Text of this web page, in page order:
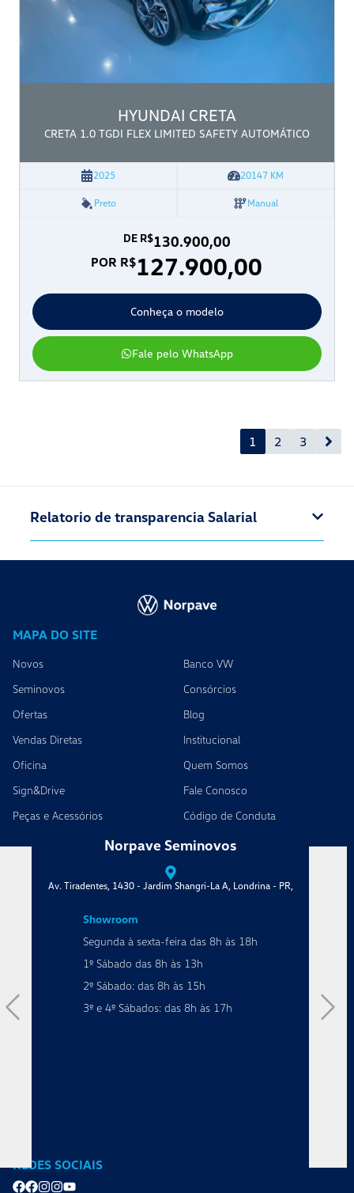
HYUNDAI CRETA
CRETA 1.0 TGDI FLEX LIMITED SAFETY AUTOMÁTICO
2025 20147KM
Preto Manual
DE R$130.900,00
POR R$127.900,00
Conheça o modelo
Fale pelo WhatsApp
1 2 3
Relatorio de transparencia Salarial
MAPA DO SITE
Novos
Seminovos
Ofertas
Vendas Diretas
Oficina
Sign&Drive
Peças e Acessórios
Banco VW
Consórcios
Blog
Institucional
Quem Somos
Fale Conosco
Código de Conduta
La A, Londrina - PR,
às 17h
Norpave Vw
Av. Tiradentes, 1445 - Jardim Shangri-
Segunda à sexta-feira das
3º e 4º Sábados: das 8h às
REDES SOCIAIS